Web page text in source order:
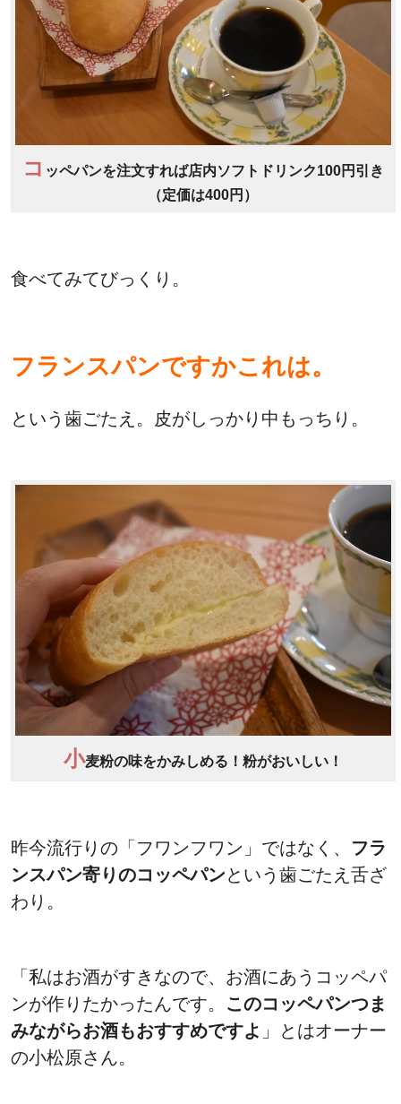
コ ッペパンを注文すれば店内ソフトドリンク100円引き
（定価は400円）
食べてみてびっくり。
フランスパンですかこれは。
という歯ごたえ。皮がしっかり中もっちり。
小麦粉の味をかみしめる！粉がおいしい！
昨今流行りの「フワンフワン」ではなく、 フラ
ンスパン寄りのコッペパンという歯ごたえ舌ざ
わり。
「私はお酒がすきなので、お酒にあうコッペパ
ンが作りたかったんです。 このコッペパンつま
みながらお酒もおすすめですよ 」とはオーナー
の小松原さん。